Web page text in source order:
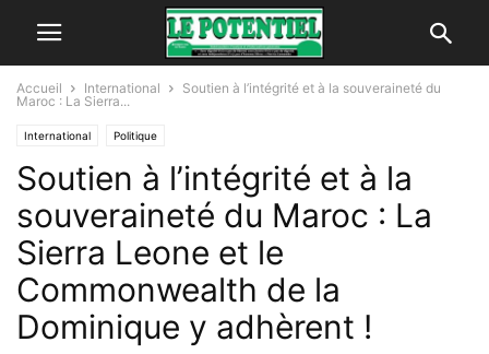
Accueil International
Soutien à l’intégrité et à la souveraineté du
Maroc : La Sierra...
International Politique
Soutien à l’intégrité et à la
souveraineté du Maroc : La
Sierra Leone et le
Commonwealth de la
Dominique y adhèrent !